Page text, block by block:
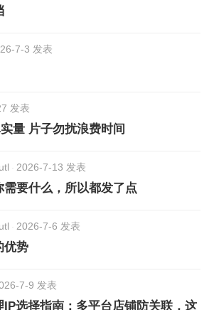
7-3 发表
发表
量 片子勿扰浪费时间
2026-7-13 发表
需要什么，所以都发了点
2026-7-6 发表
优势
7-9 发表
IP选择指南：多平台店铺防关联，这